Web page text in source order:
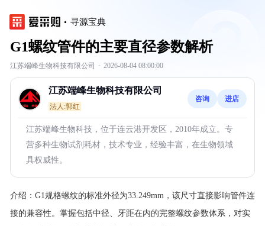
寻源宝典
G1螺纹管件的主要直径参数解析
江苏端峰生物科技有限公司 · 2026-08-04 08:00:00
江苏端峰生物科技有限公司
法人:郭红
咨询 进店
江苏端峰生物科技，位于连云港开发区，2010年成立。专
营多种生物试剂耗材，技术专业，经验丰富，在生物领域
具权威性。
介绍： G1规格螺纹的标准外径为33.249mm，该尺寸直接影响管件连
接的兼容性。掌握包括中径、牙距在内的完整螺纹参数体系，对实